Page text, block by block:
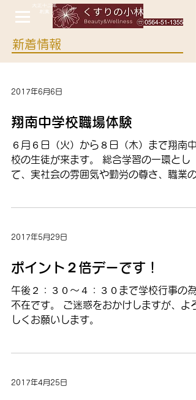
新着情報
2017年6月6日
翔南中学校職場体験
６月６日（火）から８日（木）まで翔南中
校の生徒が来ます。 総合学習の一環とし
て、実社会の雰囲気や勤労の尊さ、職業の
2017年5月29日
ポイント２倍デーです！
午後２：３０～４：３０まで学校行事の為
不在です。 ご迷惑をおかけしますが、よろ
しくお願いします。
2017年4月25日